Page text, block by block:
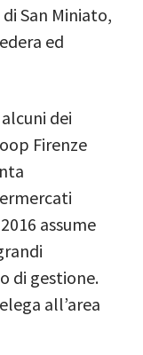
San Miniato,
ed
dei
Firenze
assume
di gestione.
all’area